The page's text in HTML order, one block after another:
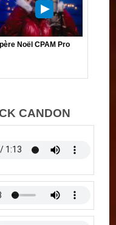
Noël CPAM Pro
CANDON